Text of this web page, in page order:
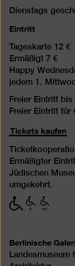
Dienstags
Eintritt
Tageskarte 12 €
Ermäßigt 7 €
Happy
jedem 1.
Freier Eintritt bis
Freier Eintritt für
Tickets kaufen
Ermäßigter
Jüdischen
umgekehrt.
mit
eingeschränkter
mit
mit
Berlinische
Landesmuseum